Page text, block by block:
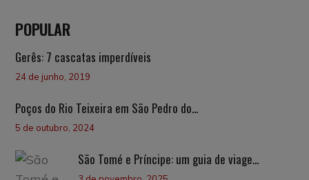
POPULAR
Gerês: 7 cascatas imperdíveis
24 de junho, 2019
Poços do Rio Teixeira em São Pedro do...
5 de outubro, 2024
São Tomé e Príncipe: um guia de viage...